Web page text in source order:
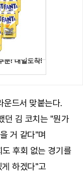
운드서 맞붙는다.
던 김 코치는 "뭔가
거 같다"며
후회 없는 경기를
하겠다"고